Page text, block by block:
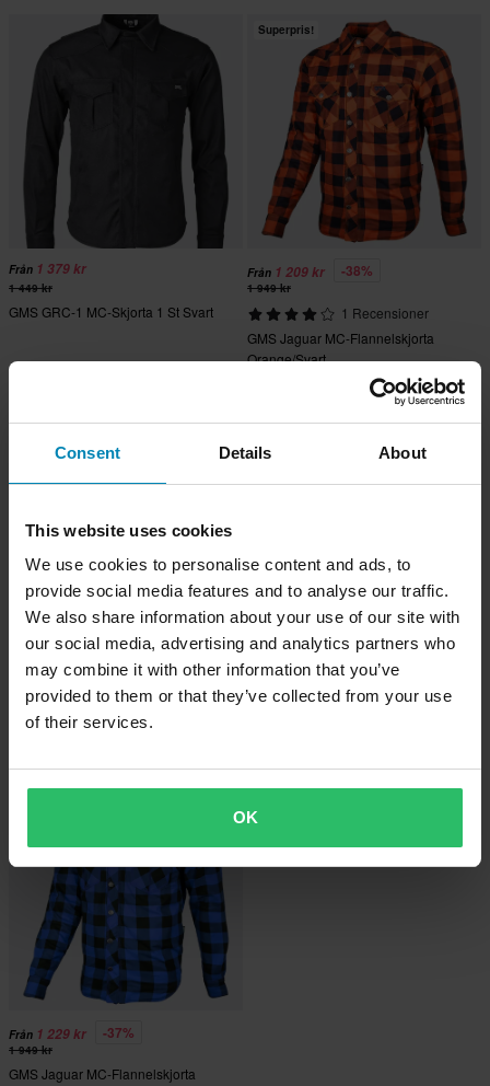
Consent Details About
This website uses cookies
We use cookies to personalise content and ads, to
provide social media features and to analyse our traffic.
We also share information about your use of our site with
our social media, advertising and analytics partners who
may combine it with other information that you’ve
provided to them or that they’ve collected from your use
of their services.
OK
Från 1 379 kr
1 449 kr
GMS GRC-1 MC-Skjorta 1 St Svart
Superpris!
Från 1 209 kr -38%
1 949 kr
1 Recensioner
GMS Jaguar MC-Flannelskjorta
Orange/Svart
Från 1 229 kr -37%
1 949 kr
3 Recensioner
GMS Jaguar MC-Flannelskjorta
1 349 kr -31%
1 949 kr
2 Recensioner
Superpris!
Från 1 229 kr -37%
1 949 kr
GMS Jaguar MC-Flannelskjorta